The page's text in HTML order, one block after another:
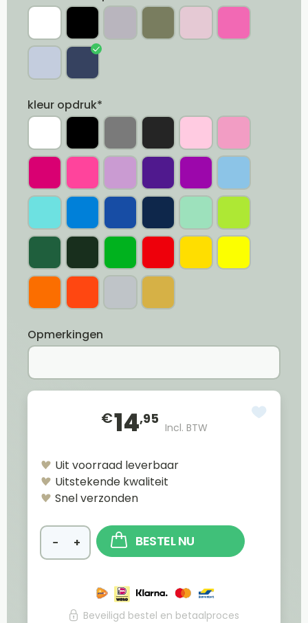
kleur opdruk*
Opmerkingen
€14,95
Incl. BTW
Uit voorraad leverbaar
Uitstekende kwaliteit
Snel verzonden
− + BESTEL NU
Beveiligd bestel en betaalproces